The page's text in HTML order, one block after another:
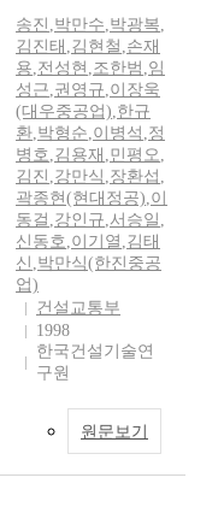
송진 ,박만수,박광복,
김진태 ,김현철 ,손재
용,전성현 ,조한범 ,임
성근,권영규,이장욱
(대우중공업),한규
환,박형순,이병석 ,정
병호,김용재 ,민평오,
김진 ,강만식 ,장환섭 ,
곽종현(현대정공),이
동걸 ,강인규,서승일 ,
신동호,이기열 ,김태
신 ,박만식(한진중공
업)
건설교통부
1998
한국건설기술연
구원
원문보기